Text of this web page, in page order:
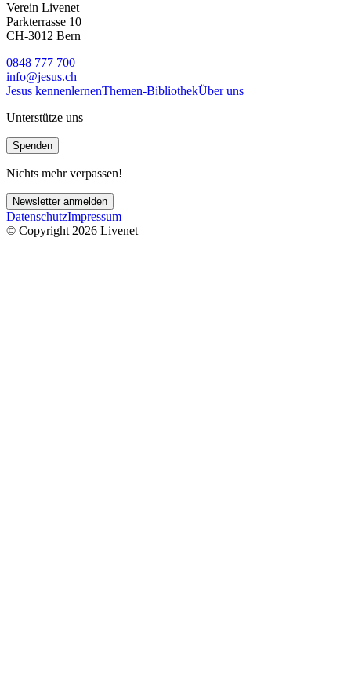
Verein Livenet
Parkterrasse 10
CH-3012 Bern
0848 777 700
info@jesus.ch
Jesus kennenlernenThemen-BibliothekÜber uns
Unterstütze uns
Spenden
Nichts mehr verpassen!
Newsletter anmelden
DatenschutzImpressum
© Copyright 2026 Livenet